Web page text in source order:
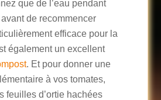
que de l’eau pendant
de recommencer
efficace pour la
également un excellent
. Et pour donner une
à vos tomates,
feuilles d’ortie hachées